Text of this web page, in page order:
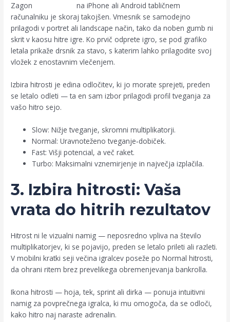
Zagon
na iPhone ali Android tabličnem
računalniku je skoraj takojšen. Vmesnik se samodejno
prilagodi v portret ali landscape način, tako da noben gumb ni
skrit v kaosu hitre igre. Ko prvič odprete igro, se pod grafiko
letala prikaže drsnik za stavo, s katerim lahko prilagodite svoj
vložek z enostavnim vlečenjem.
Izbira hitrosti je edina odločitev, ki jo morate sprejeti, preden
se letalo odleti — ta en sam izbor prilagodi profil tveganja za
vašo hitro sejo.
Slow: Nižje tveganje, skromni multiplikatorji.
Normal: Uravnoteženo tveganje‑dobiček.
Fast: Višji potencial, a več raket.
Turbo: Maksimalni vznemirjenje in največja izplačila.
3. Izbira hitrosti: Vaša
vrata do hitrih rezultatov
Hitrost ni le vizualni namig — neposredno vpliva na število
multiplikatorjev, ki se pojavijo, preden se letalo prileti ali razleti.
V mobilni kratki seji večina igralcev poseže po Normal hitrosti,
da ohrani ritem brez prevelikega obremenjevanja bankrolla.
Ikona hitrosti — hoja, tek, sprint ali dirka — ponuja intuitivni
namig za povprečnega igralca, ki mu omogoča, da se odloči,
kako hitro naj naraste adrenalin.